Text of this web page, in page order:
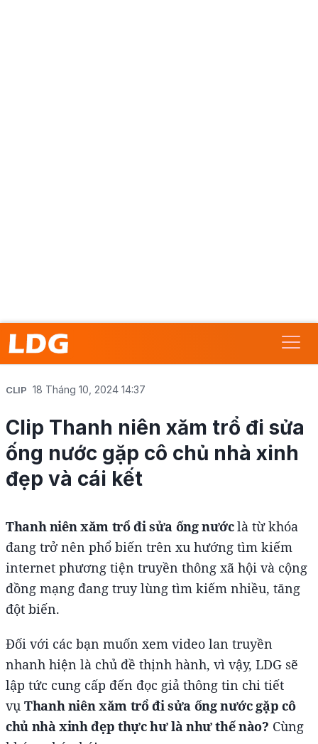
CLIP 18 Tháng 10, 2024 14:37
Clip Thanh niên xăm trổ đi sửa
ống nước gặp cô chủ nhà xinh
đẹp và cái kết
Thanh niên xăm trổ đi sửa ống nướclà từ khóa
đang trở nên phổ biến trên xu hướng tìm kiếm
internet phương tiện truyền thông xã hội và cộng
đồng mạng đang truy lùng tìm kiếm nhiều, tăng
đột biến.
Đối với các bạn muốn xem video lan truyền
nhanh hiện là chủ đề thịnh hành, vì vậy, LDG sẽ
lập tức cung cấp đến đọc giả thông tin chi tiết
vụ Thanh niên xăm trổ đi sửa ống nước gặp cô
chủ nhà xinh đẹp thực hư là như thế nào? Cùng